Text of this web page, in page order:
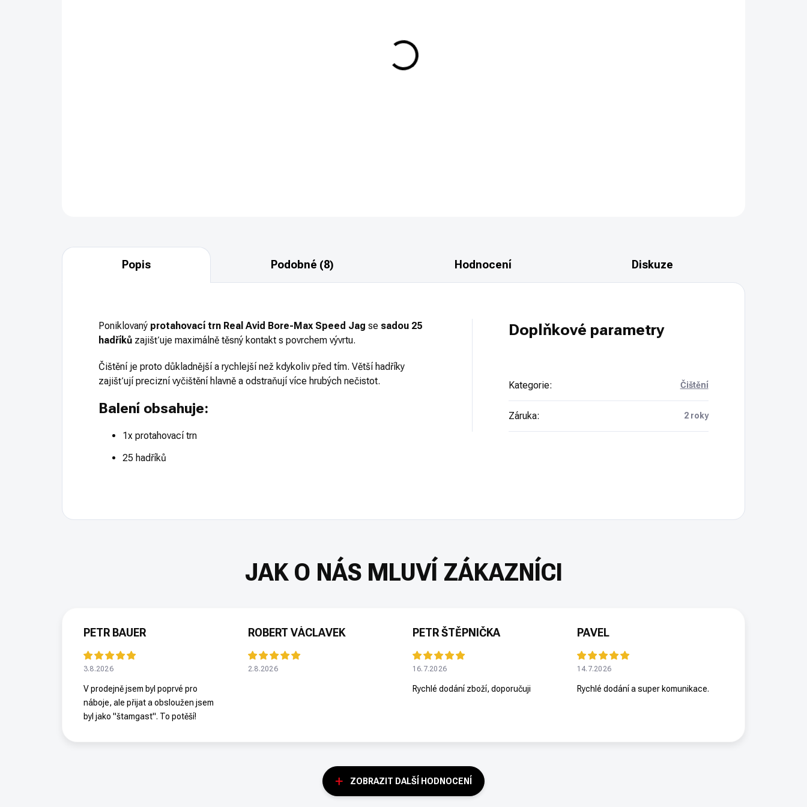
Protahovací trn, cal. .30 / 7,62mm
Popis Podobné (8) Hodnocení Diskuze
Poniklovaný protahovací trn Real Avid Bore-Max Speed Jag se sadou 25
hadříků zajišťuje maximálně těsný kontakt s povrchem vývrtu.
Čištění je proto důkladnější a rychlejší než kdykoliv před tím. Větší hadříky
zajišťují precizní vyčištění hlavně a odstraňují více hrubých nečistot.
Balení obsahuje:
1x protahovací trn
25 hadříků
Doplňkové parametry
Kategorie: Čištění
Záruka: 2 roky
PETR BAUER
3.8.2026
V prodejně jsem byl poprvé pro
náboje, ale přijat a obsloužen jsem
byl jako "štamgast". To potěší!
ROBERT VÁCLAVEK
2.8.2026
PETR ŠTĚPNIČKA
16.7.2026
Rychlé dodání zboží, doporučuji
PAVEL
14.7.2026
Rychlé dodání a super komunikace.
ZOBRAZIT DALŠÍ HODNOCENÍ